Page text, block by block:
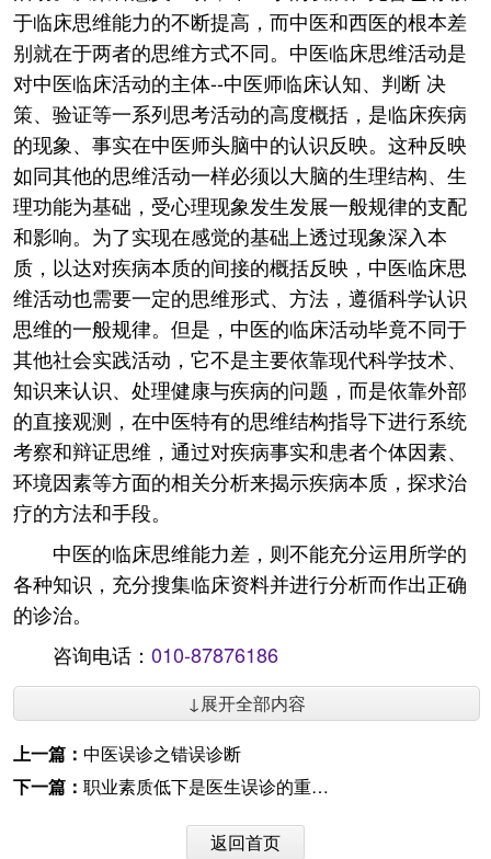
于临床思维能力的不断提高，而中医和西医的根本差
别就在于两者的思维方式不同。中医临床思维活动是
对中医临床活动的主体--中医师临床认知、判断 决
策、验证等一系列思考活动的高度概括，是临床疾病
的现象、事实在中医师头脑中的认识反映。这种反映
如同其他的思维活动一样必须以大脑的生理结构、生
理功能为基础，受心理现象发生发展一般规律的支配
和影响。为了实现在感觉的基础上透过现象深入本
质，以达对疾病本质的间接的概括反映，中医临床思
维活动也需要一定的思维形式、方法，遵循科学认识
思维的一般规律。但是，中医的临床活动毕竟不同于
其他社会实践活动，它不是主要依靠现代科学技术、
知识来认识、处理健康与疾病的问题，而是依靠外部
的直接观测，在中医特有的思维结构指导下进行系统
考察和辩证思维，通过对疾病事实和患者个体因素、
环境因素等方面的相关分析来揭示疾病本质，探求治
疗的方法和手段。
中医的临床思维能力差，则不能充分运用所学的
各种知识，充分搜集临床资料并进行分析而作出正确
的诊治。
咨询电话： 010-87876186
↓展开全部内容
上一篇： 中医误诊之错误诊断
下一篇： 职业素质低下是医生误诊的重要原因
返回首页